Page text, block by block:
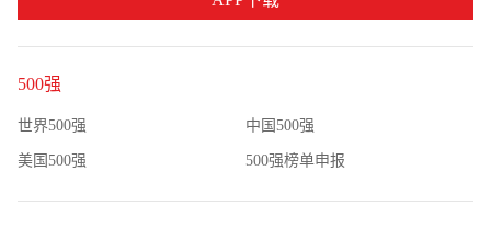
500强
世界500强 中国500强
美国500强 500强榜单申报